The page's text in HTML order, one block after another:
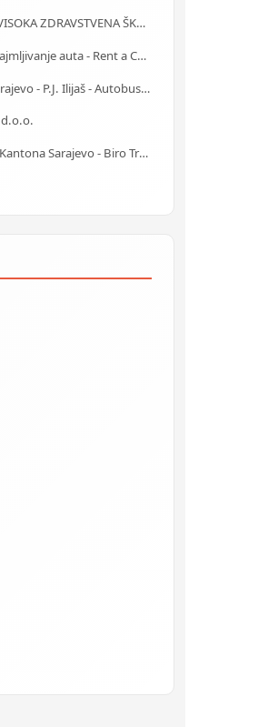
SVEUČILIŠTE U MOSTARU - VISOKA ZDRAVSTVENA ŠKOLA
Car Rental - Mietwagen - Iznajmljivanje auta - Rent a Car Banja Luka
Centrotrans-Eurolines dd Sarajevo - P.J. Ilijaš - Autobuska stanica
J.U. Služba za zapošljavanje Kantona Sarajevo - Biro Trnovo